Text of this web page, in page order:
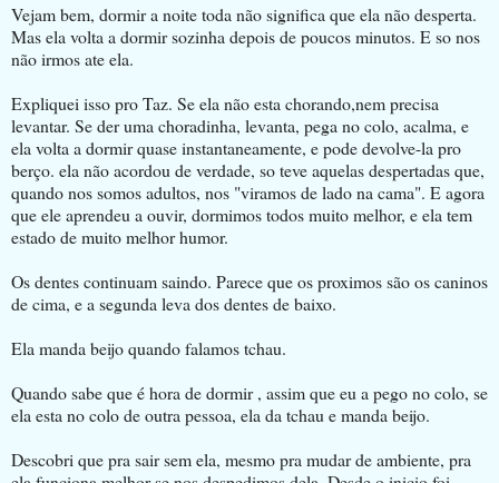
Vejam bem, dormir a noite toda não significa que ela não desperta.
Mas ela volta a dormir sozinha depois de poucos minutos. E so nos
não irmos ate ela.
Expliquei isso pro Taz. Se ela não esta chorando,nem precisa
levantar. Se der uma choradinha, levanta, pega no colo, acalma, e
ela volta a dormir quase instantaneamente, e pode devolve-la pro
berço. ela não acordou de verdade, so teve aquelas despertadas que,
quando nos somos adultos, nos "viramos de lado na cama". E agora
que ele aprendeu a ouvir, dormimos todos muito melhor, e ela tem
estado de muito melhor humor.
Os dentes continuam saindo. Parece que os proximos são os caninos
de cima, e a segunda leva dos dentes de baixo.
Ela manda beijo quando falamos tchau.
Quando sabe que é hora de dormir , assim que eu a pego no colo, se
ela esta no colo de outra pessoa, ela da tchau e manda beijo.
Descobri que pra sair sem ela, mesmo pra mudar de ambiente, pra